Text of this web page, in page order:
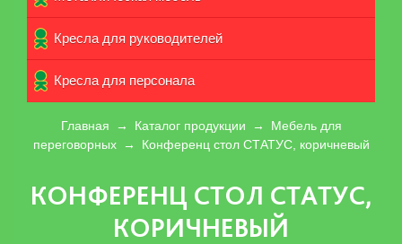
Кресла для руководителей
Кpecла для персонала
Главная → Каталог продукции →
Мебель для
переговорных
→ Конференц стол СТАТУС, коричневый
КОНФЕРЕНЦ СТОЛ СТАТУС,
КОРИЧНЕВЫЙ